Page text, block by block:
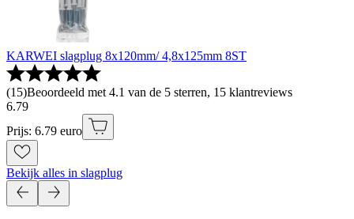
KARWEI slagplug 8x120mm/ 4,8x125mm 8ST
(15)Beoordeeld met 4.1 van de 5 sterren, 15 klantreviews
6.79
Prijs: 6.79 euro
Bekijk alles in slagplug